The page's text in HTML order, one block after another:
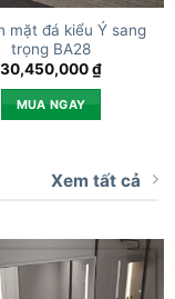
mặt đá kiểu Ý sang
trọng BA28
30,450,000₫
MUA NGAY
Xem tất cả